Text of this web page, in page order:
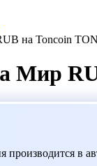
на Toncoin TON
Мир
производится в